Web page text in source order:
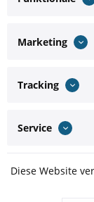
Marketing
Tracking
Service
Diese Website